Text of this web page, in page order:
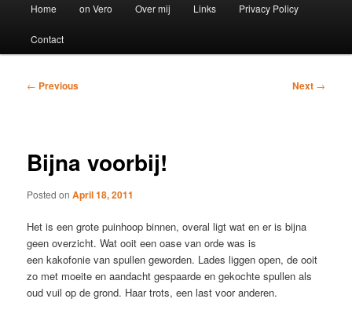
Home on Vero Over mij Links Privacy Policy
Contact
Post
← Previous Next →
Bijna voorbij!
Posted onApril 18, 2011
Het is een grote puinhoop binnen, overal ligt wat en er is bijna
geen overzicht. Wat ooit een oase van orde was is
een kakofonie van spullen geworden. Lades liggen open, de ooit
zo met moeite en aandacht gespaarde en gekochte spullen als
oud vuil op de grond. Haar trots, een last voor anderen.